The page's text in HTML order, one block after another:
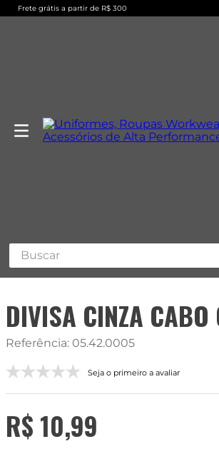
Frete grátis a partir de R$ 300
Buscar
DIVISA CINZA CABO
Referência: 05.42.0005
Seja o primeiro a avaliar
R$ 10,99